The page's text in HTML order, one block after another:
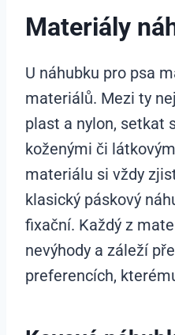
Materiály
U náhubku pro psa
materiálů. Mezi ty
plast a nylon, setkat
koženými či
materiálu si vždy
klasický páskový
fixační. Každý z
nevýhody a záleží
preferencích,